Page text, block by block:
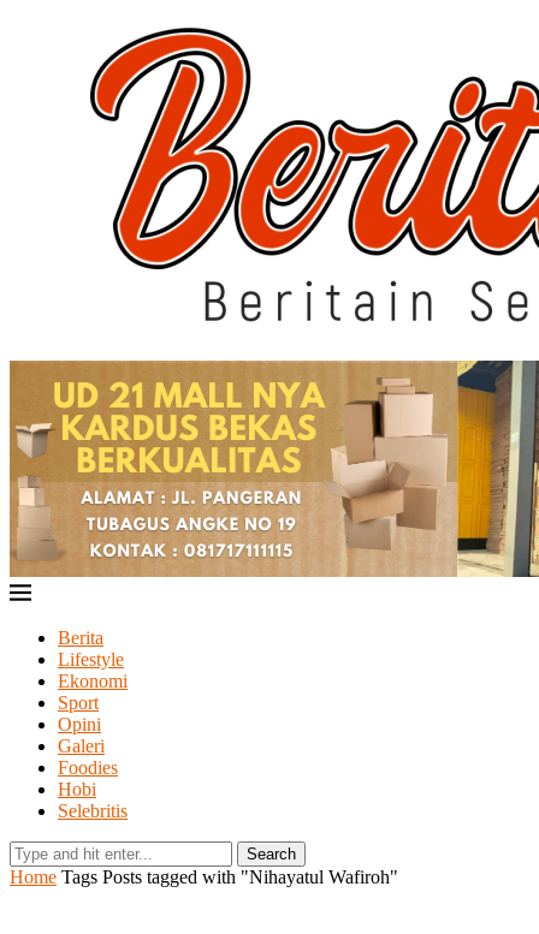
Berita
Lifestyle
Ekonomi
Sport
Opini
Galeri
Foodies
Hobi
Selebritis
Search
Home Tags Posts tagged with "Nihayatul Wafiroh"